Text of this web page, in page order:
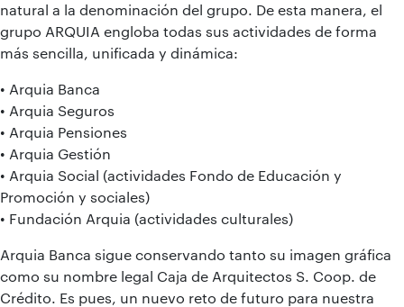
natural a la denominación del grupo. De esta manera, el
grupo ARQUIA engloba todas sus actividades de forma
más sencilla, unificada y dinámica:
• Arquia Banca
• Arquia Seguros
• Arquia Pensiones
• Arquia Gestión
• Arquia Social (actividades Fondo de Educación y
Promoción y sociales)
• Fundación Arquia (actividades culturales)
Arquia Banca sigue conservando tanto su imagen gráfica
como su nombre legal Caja de Arquitectos S. Coop. de
Crédito. Es pues, un nuevo reto de futuro para nuestra